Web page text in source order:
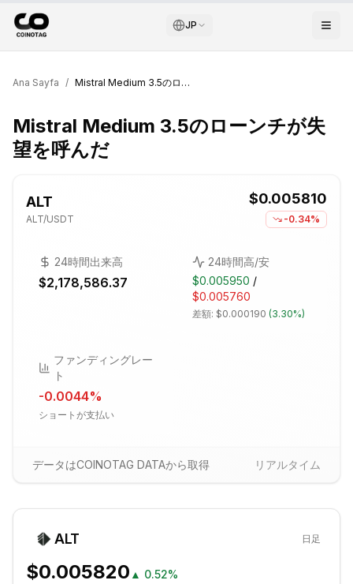
JP
Ana Sayfa / Mistral Medium 3.5のローンチが失望を呼んだ
Mistral Medium 3.5のローンチが失
望を呼んだ
ALT
ALT/USDT
$0.005810
-0.34%
24時間出来高
$2,178,586.37
24時間高/安
$0.005950 /
$0.005760
差額: $0.000190 (3.30%)
ファンディングレー
ト
-0.0044%
ショートが支払い
データはCOINOTAG DATAから取得 リアルタイム
ALT 日足
$0.005820 ▲ 0.52%